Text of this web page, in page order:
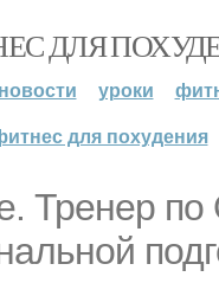
ДЛЯ
новости уроки
для похудения
Тренер